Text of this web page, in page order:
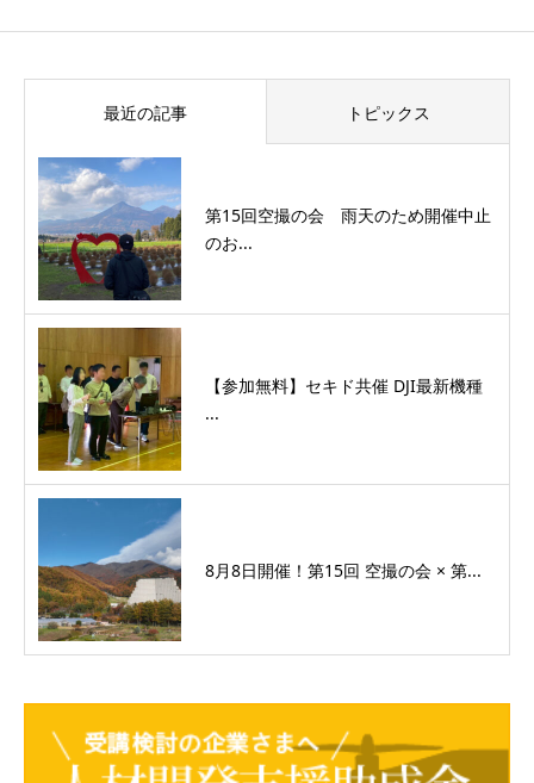
最近の記事 トピックス
第15回空撮の会 雨天のため開催中止
のお...
【参加無料】セキド共催 DJI最新機種
...
8月8日開催！第15回 空撮の会 × 第...